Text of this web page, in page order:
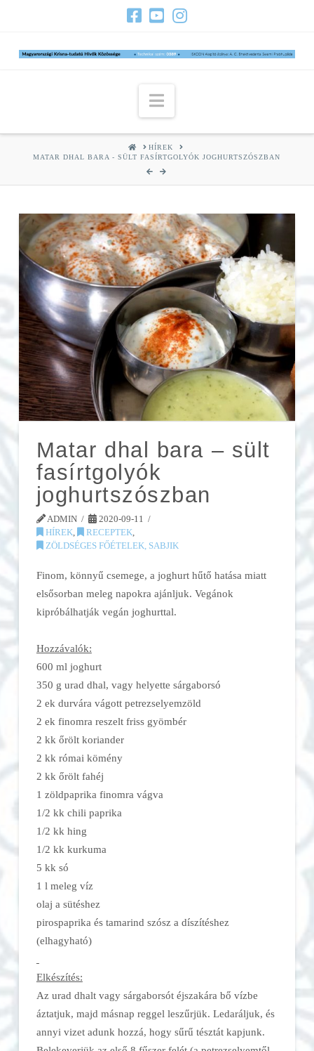
Navigation
HOMEHÍREK
MATAR DHAL BARA - SÜLT FASÍRTGOLYÓK JOGHURTSZÓSZBAN
Matar dhal bara – sült
fasírtgolyók
joghurtszószban
ADMIN
2020-09-11
HÍREK, RECEPTEK,
ZÖLDSÉGES FŐÉTELEK, SABJIK
Finom, könnyű csemege, a joghurt hűtő hatása miatt
elsősorban meleg napokra ajánljuk. Vegánok
kipróbálhatják vegán joghurttal.
Hozzávalók:
600 ml joghurt
350 g urad dhal, vagy helyette sárgaborsó
2 ek durvára vágott petrezselyemzöld
2 ek finomra reszelt friss gyömbér
2 kk őrölt koriander
2 kk római kömény
2 kk őrölt fahéj
1 zöldpaprika finomra vágva
1/2 kk chili paprika
1/2 kk hing
1/2 kk kurkuma
5 kk só
1 l meleg víz
olaj a sütéshez
pirospaprika és tamarind szósz a díszítéshez
(elhagyható)
Elkészítés:
Az urad dhalt vagy sárgaborsót éjszakára bő vízbe
áztatjuk, majd másnap reggel leszűrjük. Ledaráljuk, és
annyi vizet adunk hozzá, hogy sűrű tésztát kapjunk.